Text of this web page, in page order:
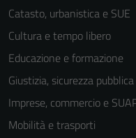
Catasto, urbanistica e SUE
Cultura e tempo libero
Educazione e formazione
Giustizia, sicurezza
Imprese, commercio e
Mobilità e trasporti